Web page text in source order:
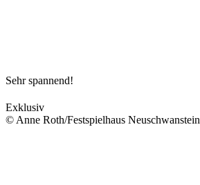
Sehr spannend!
Exklusiv
© Anne Roth/Festspielhaus Neuschwanstein